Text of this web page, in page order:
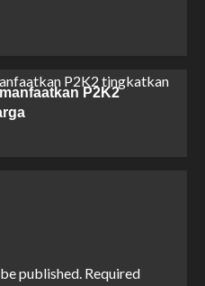
P2K2
published. Required